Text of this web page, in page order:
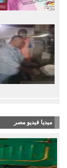
ميديا فيديو مصر